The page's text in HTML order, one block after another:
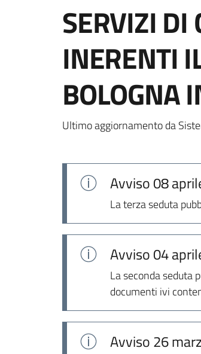
SERVIZI DI
INERENTI
BOLOGNA
Ultimo aggiornamento da
Avviso08
La terza seduta
Avviso04
La seconda seduta
documenti ivi
Avviso26